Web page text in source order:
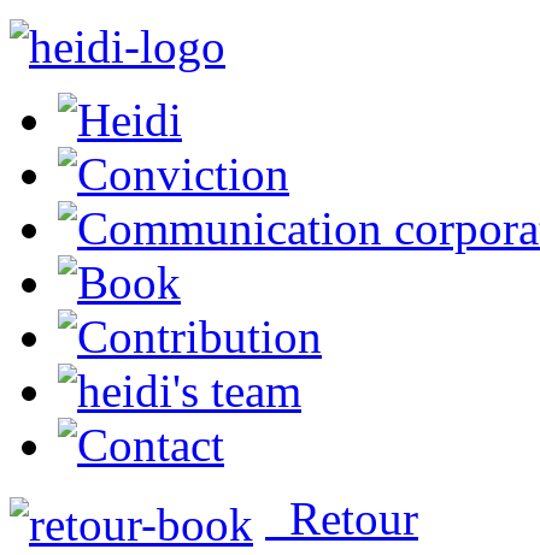
Retour